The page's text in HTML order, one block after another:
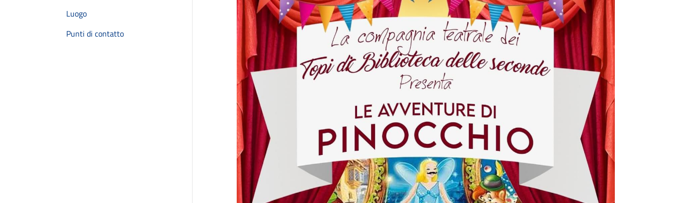
Luogo
Punti di contatto